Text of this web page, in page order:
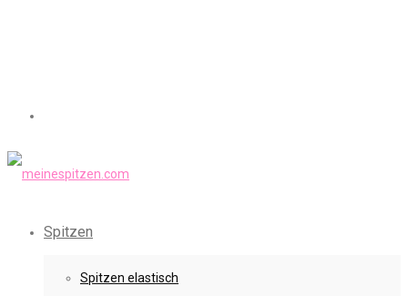
Spitzen
Spitzen elastisch